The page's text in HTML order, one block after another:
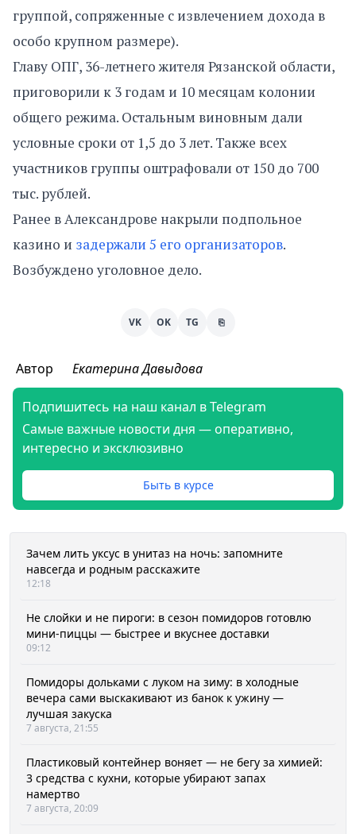
группой, сопряженные с извлечением дохода в
особо крупном размере).
Главу ОПГ, 36-летнего жителя Рязанской области,
приговорили к 3 годам и 10 месяцам колонии
общего режима. Остальным виновным дали
условные сроки от 1,5 до 3 лет. Также всех
участников группы оштрафовали от 150 до 700
тыс. рублей.
Ранее в Александрове накрыли подпольное
казино и задержали 5 его организаторов.
Возбуждено уголовное дело.
VK OK TG ⎘
Автор Екатерина Давыдова
Подпишитесь на наш канал в Telegram
Самые важные новости дня — оперативно,
интересно и эксклюзивно
Быть в курсе
Зачем лить уксус в унитаз на ночь: запомните
навсегда и родным расскажите
12:18
Не слойки и не пироги: в сезон помидоров готовлю
мини-пиццы — быстрее и вкуснее доставки
09:12
Помидоры дольками с луком на зиму: в холодные
вечера сами выскакивают из банок к ужину —
лучшая закуска
7 августа, 21:55
Пластиковый контейнер воняет — не бегу за химией:
3 средства с кухни, которые убирают запах
намертво
7 августа, 20:09